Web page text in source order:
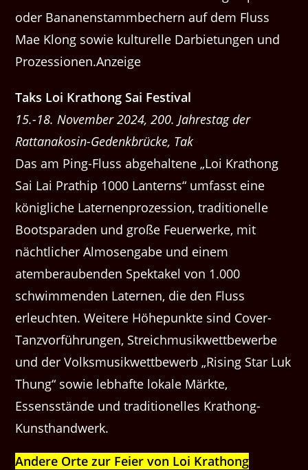
oder Bananenstammbechern auf dem Fluss
Mae Klong sowie kulturelle Darbietungen und
Prozessionen.Anzeige
Taks Loi Krathong Sai Festival
15.-18. November 2024, 200. Jahrestag der
Rattanakosin-Gedenkbrücke, Tak
Das am Ping-Fluss abgehaltene „Loi Krathong
Sai Lai Prathip 1000 Lanterns“ umfasst eine
königliche Laternenprozession, traditionelle
Bootsparaden und große Feuerwerke, mit
nächtlicher Almosengabe und einem
atemberaubenden Spektakel von 1.000
schwimmenden Laternen, die den Fluss
erleuchten. Weitere Höhepunkte sind Cover-
Tanzvorführungen, Streichmusikwettbewerbe
und der Volksmusikwettbewerb „Rising Star Luk
Thung“ sowie lebhafte lokale Märkte,
Essensstände und traditionelles Krathong-
Kunsthandwerk.
Andere Orte zur Feier von Loi Krathong